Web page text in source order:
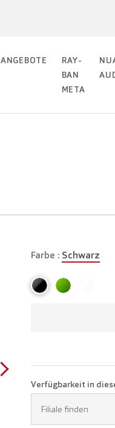
ANGEBOTE
RAY-
BAN
META
Farbe : Schwarz
Verfügbarkeit in
Filiale finden